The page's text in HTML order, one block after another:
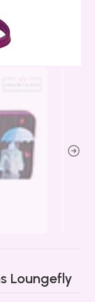
Loungefly